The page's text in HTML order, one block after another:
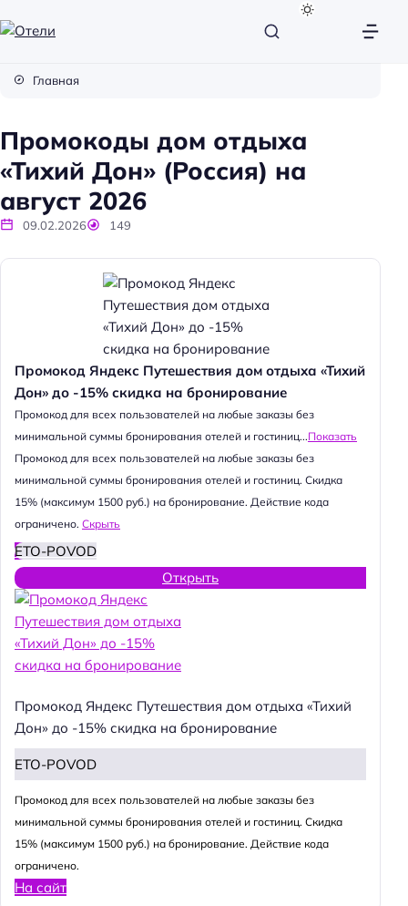
и
Главная
Промокоды дом отдыха
«Тихий Дон» (Россия) на
август 2026
09.02.2026 149
Промокод Яндекс Путешествия дом отдыха «Тихий
Дон» до -15% скидка на бронирование
Промокод для всех пользователей на любые заказы без
минимальной суммы бронирования отелей и гостиниц...Показать
Промокод для всех пользователей на любые заказы без
минимальной суммы бронирования отелей и гостиниц. Скидка
15% (максимум 1500 руб.) на бронирование. Действие кода
ограничено. Скрыть
ETO-POVOD
Открыть
Промокод Яндекс Путешествия дом отдыха «Тихий
Дон» до -15% скидка на бронирование
ETO-POVOD
Промокод для всех пользователей на любые заказы без
минимальной суммы бронирования отелей и гостиниц. Скидка
15% (максимум 1500 руб.) на бронирование. Действие кода
ограничено.
На сайт